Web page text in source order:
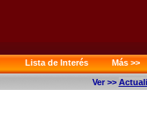
Lista de Interés
Más >>
Ver >>